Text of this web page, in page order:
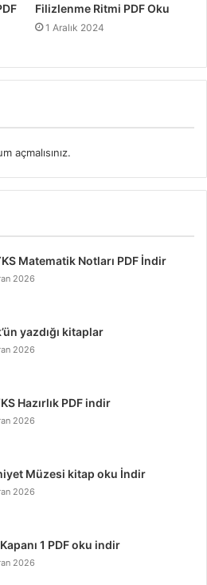
Filizlenme Ritmi PDF Oku
1 Aralık 2024
açmalısınız.
Matematik Notları PDF İndir
2026
yazdığı kitaplar
2026
Hazırlık PDF indir
2026
Müzesi kitap oku İndir
2026
1 PDF oku indir
2026